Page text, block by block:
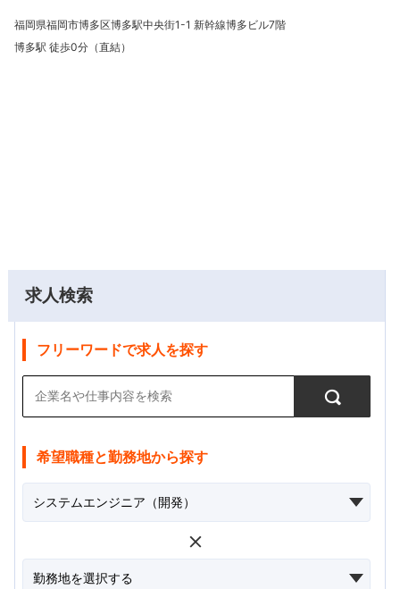
求人検索
フリーワードで求人を探す
希望職種と勤務地から探す
福岡県福岡市博多区博多駅中央街1-1 新幹線博多ビル7階
博多駅 徒歩0分（直結）